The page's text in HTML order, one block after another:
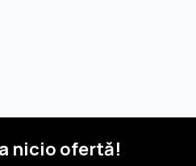
nicio ofertă!